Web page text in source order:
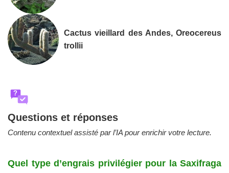
Cactus vieillard des Andes, Oreocereus
trollii
?
Questions et réponses
Contenu contextuel assisté par l’IA pour enrichir votre lecture.
Quel type d’engrais privilégier pour la Saxifraga